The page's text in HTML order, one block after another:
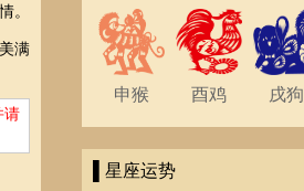
。
满
请
申猴 酉鸡 戌狗
▌星座运势